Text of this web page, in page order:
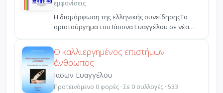
εμφανίσεις
H διαμόρφωση της ελληνικής συνείδησηςTο
αριστούργημα του Iάσονα Eυαγγέλου σε νέα
έκδοση: η ελληνική ...
Ο καλλιεργημένος επιστήμων
άνθρωπος
Ιάσων Ευαγγέλου
Προτεινόμενο 0 φορές · Σε 0 συλλογές · 533